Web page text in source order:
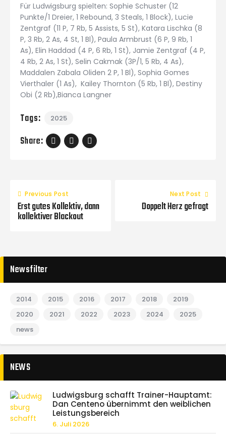
Für Ludwigsburg spielten: Sophie Schuster (12
Punkte/1 Dreier, 1 Rebound, 3 Steals, 1 Block), Lucie
Zentgraf (11 P, 7 Rb, 5 Assists, 5 St), Katara Lischka (8
P, 3 Rb, 2 As, 4 St, 1 Bl), Paula Armbrust (6 P, 9 Rb, 1
As), Elin Haddad (4 P, 6 Rb, 1 St), Jamie Zentgraf (4 P,
4 Rb, 2 As, 1 St), Selin Cakmak (3P/1, 5 Rb, 4 As),
Maddalen Zabala Oliden 2 P, 1 Bl), Sophia Gomes
Vierthaler (1 As), Kailey Thornton (5 Rb, 1 Bl), Destiny
Obi (2 Rb),Bianca Langner
Tags: 2025
Share:
Previous Post
Erst gutes Kollektiv, dann
kollektiver Blackout
Next Post
Doppelt Herz gefragt
Newsfilter
2014 2015 2016 2017 2018
2019
2020
2021 2022 2023 2024
2025
news
NEWS
Ludwigsburg schafft Trainer-Hauptamt:
Dan Centeno übernimmt den weiblichen
Leistungsbereich
6. Juli 2026